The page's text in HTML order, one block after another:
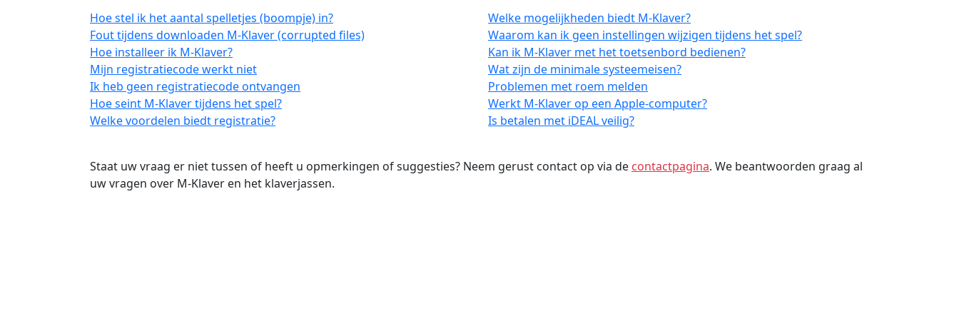
Hoe stel ik het aantal spelletjes (boompje) in?
Fout tijdens downloaden M-Klaver (corrupted files)
Hoe installeer ik M-Klaver?
Mijn registratiecode werkt niet
Ik heb geen registratiecode ontvangen
Hoe seint M-Klaver tijdens het spel?
Welke voordelen biedt registratie?
Welke mogelijkheden biedt M-Klaver?
Waarom kan ik geen instellingen wijzigen tijdens het spel?
Kan ik M-Klaver met het toetsenbord bedienen?
Wat zijn de minimale systeemeisen?
Problemen met roem melden
Werkt M-Klaver op een Apple-computer?
Is betalen met iDEAL veilig?
Staat uw vraag er niet tussen of heeft u opmerkingen of suggesties? Neem gerust contact op via de contactpagina. We beantwoorden graag al
uw vragen over M-Klaver en het klaverjassen.